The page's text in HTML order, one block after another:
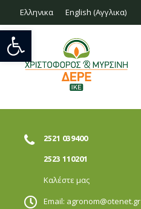
Ανοίξτε τη γραμμή εργαλείων
Ελληνικα English (Αγγλικα)
2521 039400
2523 110201
Καλέστε μας
Email: agronom@otenet.gr